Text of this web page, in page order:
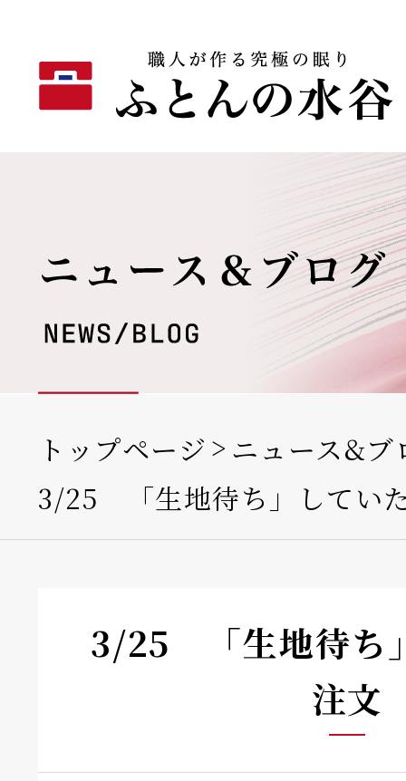
トップページ
ニュース&ブ
3/25 「生地待ち」してい
3/25 「生地待ち
注文